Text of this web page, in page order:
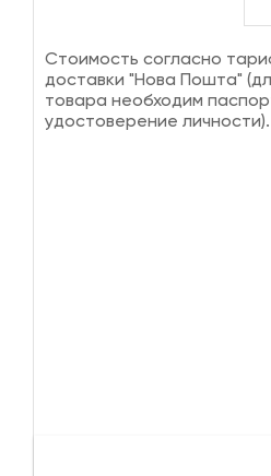
Стоимость согласно
доставки "Нова Пошта"
товара необходим
удостоверение личности).